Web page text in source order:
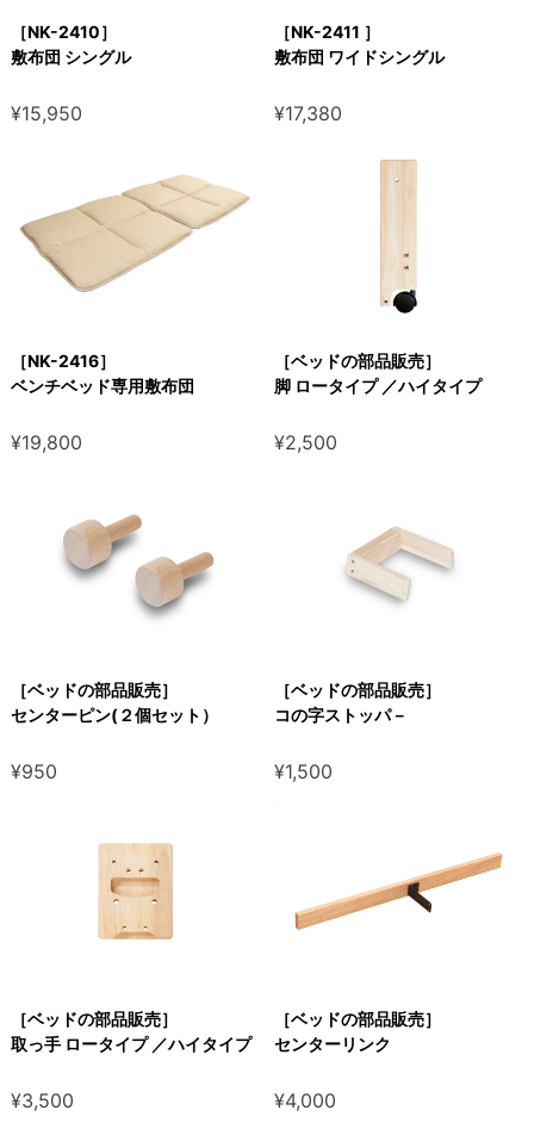
［NK-2410］
敷布団 シングル
¥15,950
［NK-2411 ］
敷布団 ワイドシングル
¥17,380
［NK-2416］
ベンチベッド専用敷布団
¥19,800
［ベッドの部品販売］
脚 ロータイプ ／ハイタイプ
¥2,500
［ベッドの部品販売］
センターピン(２個セット）
¥950
［ベッドの部品販売］
コの字ストッパ－
¥1,500
［ベッドの部品販売］
取っ手 ロータイプ ／ハイタイプ
¥3,500
［ベッドの部品販売］
センターリンク
¥4,000